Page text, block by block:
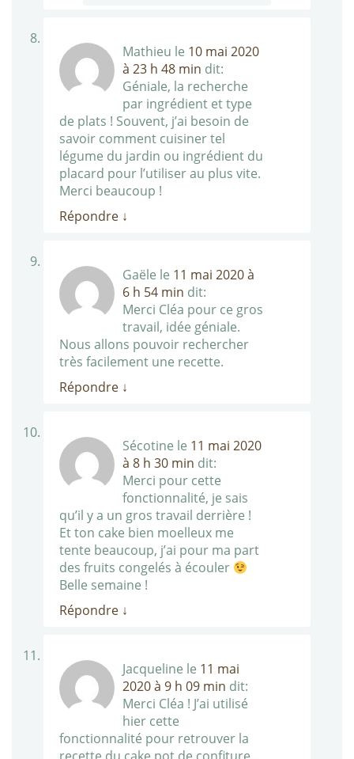
Mathieu le 10 mai 2020
à 23 h 48 min dit:
Géniale, la recherche
par ingrédient et type
de plats ! Souvent, j’ai besoin de
savoir comment cuisiner tel
légume du jardin ou ingrédient du
placard pour l’utiliser au plus vite.
Merci beaucoup !
Répondre ↓
Gaële le 11 mai 2020 à
6 h 54 min dit:
Merci Cléa pour ce gros
travail, idée géniale.
Nous allons pouvoir rechercher
très facilement une recette.
Répondre ↓
Sécotine le 11 mai 2020
à 8 h 30 min dit:
Merci pour cette
fonctionnalité, je sais
qu’il y a un gros travail derrière !
Et ton cake bien moelleux me
tente beaucoup, j’ai pour ma part
des fruits congelés à écouler
Belle semaine !
Répondre ↓
Jacqueline le 11 mai
2020 à 9 h 09 min dit:
Merci Cléa ! J’ai utilisé
hier cette
fonctionnalité pour retrouver la